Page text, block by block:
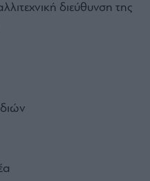
διεύθυνση της